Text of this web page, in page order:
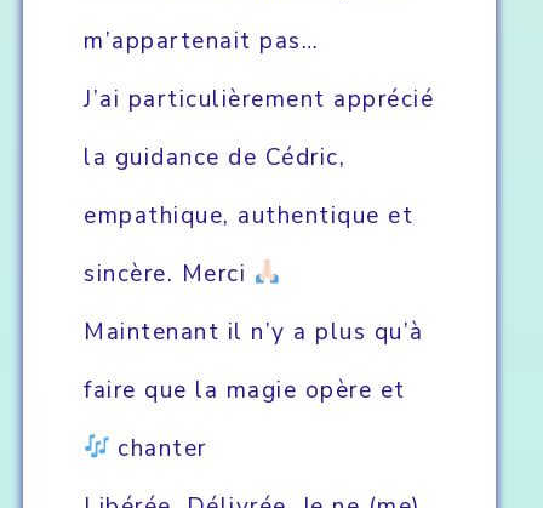
m’appartenait pas…
J’ai particulièrement apprécié
la guidance de Cédric,
empathique, authentique et
sincère. Merci
Maintenant il n’y a plus qu’à
faire que la magie opère et
chanter